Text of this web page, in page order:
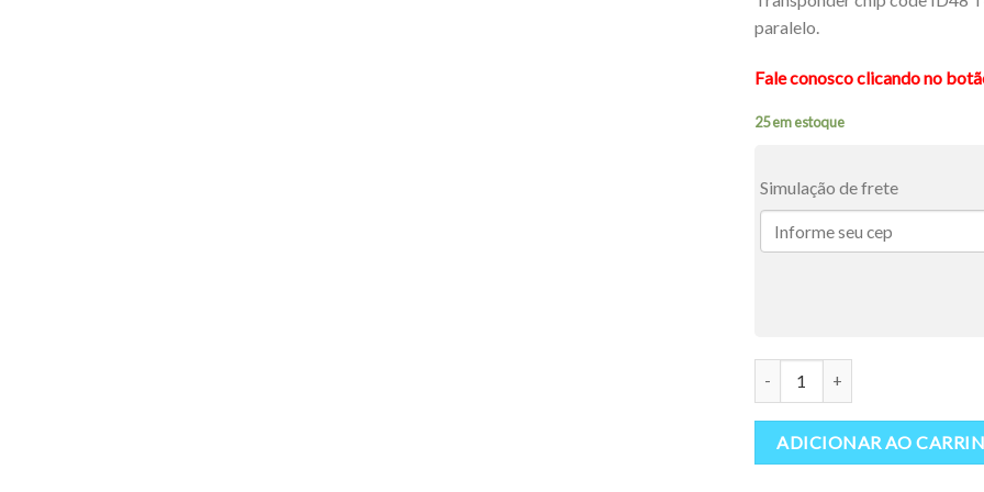
original
paralelo.
Fale conosco clicando no
25 em estoque
Simulação de frete
ADICIONAR AO